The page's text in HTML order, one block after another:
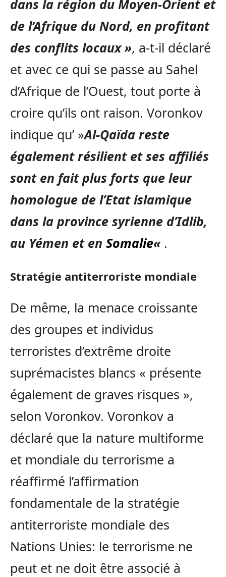
dans la région du Moyen-Orient et
de l’Afrique du Nord, en profitant
des conflits locaux », a-t-il déclaré
et avec ce qui se passe au Sahel
d’Afrique de l’Ouest, tout porte à
croire qu’ils ont raison. Voronkov
indique qu’ »Al-Qaïda reste
également résilient et ses affiliés
sont en fait plus forts que leur
homologue de l’Etat islamique
dans la province syrienne d’Idlib,
au Yémen et en Somalie« .
Stratégie antiterroriste mondiale
De même, la menace croissante
des groupes et individus
terroristes d’extrême droite
suprémacistes blancs « présente
également de graves risques »,
selon Voronkov. Voronkov a
déclaré que la nature multiforme
et mondiale du terrorisme a
réaffirmé l’affirmation
fondamentale de la stratégie
antiterroriste mondiale des
Nations Unies: le terrorisme ne
peut et ne doit être associé à